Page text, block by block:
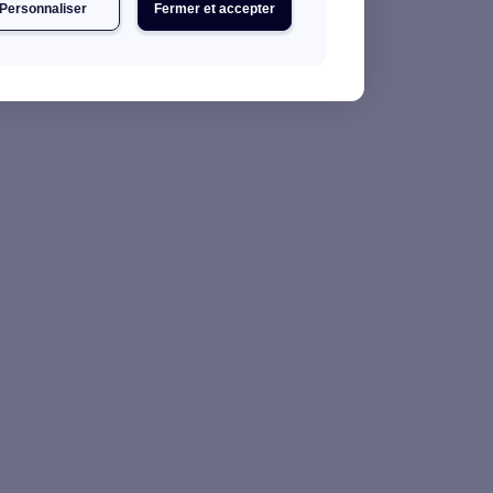
Fermer et accepter
Personnaliser